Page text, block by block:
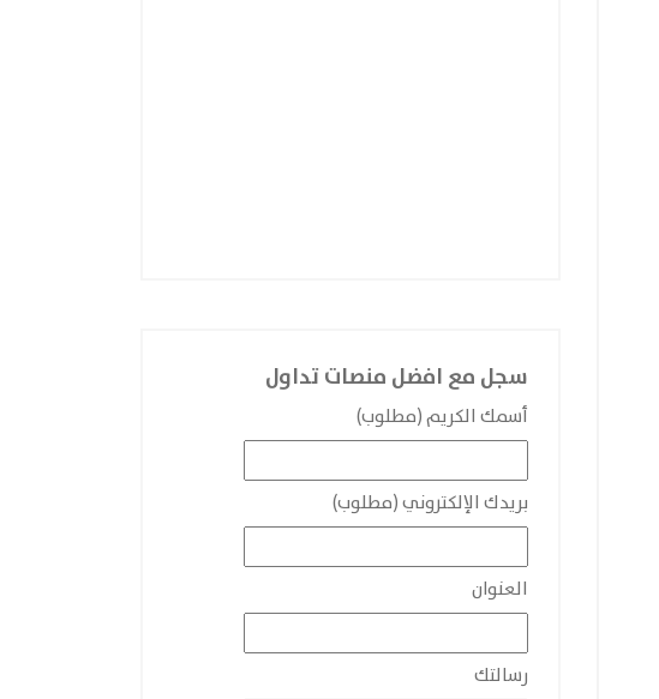
سجل مع افضل منصات تداول
أسمك الكريم (مطلوب)
بريدك الإلكتروني (مطلوب)
العنوان
رسالتك